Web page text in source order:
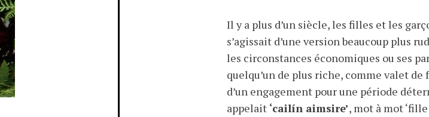
Il y a plus d’un siècle, les filles et les
s’agissait d’une version beaucoup plus
les circonstances économiques ou ses
quelqu’un de plus riche, comme valet
d’un engagement pour une période
appelait ‘cailín aimsire’, mot à mot